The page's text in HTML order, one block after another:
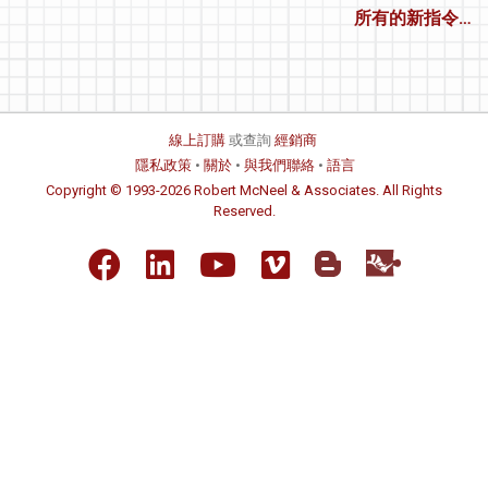
所有的新指令…
線上訂購 或查詢 經銷商
Copyright © 1993-2026 Robert McNeel & Associates. All Rights
Reserved.
隱私政策 • 關於 • 與我們聯絡 • 語言